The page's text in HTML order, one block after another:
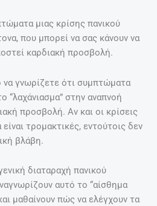
μιας κρίσης πανικού
που μπορεί να σας κάνουν να
καρδιακή προσβολή.
να γνωρίζετε ότι συμπτώματα
“λαχάνιασμα” στην αναπνοή
προσβολή. Αν και οι κρίσεις
τρομακτικές, εντούτοις δεν
βλάβη.
διαταραχή πανικού
αυτό το “αίσθημα
μαθαίνουν πώς να ελέγχουν τα